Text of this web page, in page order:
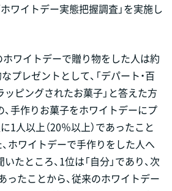
ワイトデー実態把握調査」を実施し
ホワイトデーで贈り物をした人は約
プレゼントとして、「デパート・百
ピングされたお菓子」と答えた方
手作りお菓子をホワイトデーにプ
1人以上（20％以上）であったこと
ホワイトデーで手作りをした人へ
たところ、1位は「自分」であり、次
あったことから、従来のホワイトデー